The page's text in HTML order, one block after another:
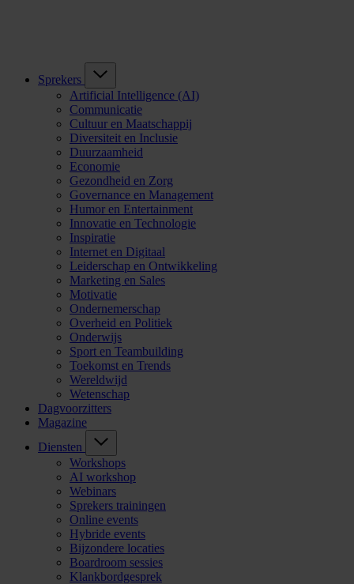
Sprekers
Artificial Intelligence (AI)
Communicatie
Cultuur en Maatschappij
Diversiteit en Inclusie
Duurzaamheid
Economie
Gezondheid en Zorg
Governance en Management
Humor en Entertainment
Innovatie en Technologie
Inspiratie
Internet en Digitaal
Leiderschap en Ontwikkeling
Marketing en Sales
Motivatie
Ondernemerschap
Overheid en Politiek
Onderwijs
Sport en Teambuilding
Toekomst en Trends
Wereldwijd
Wetenschap
Dagvoorzitters
Magazine
Diensten
Workshops
AI workshop
Webinars
Sprekers trainingen
Online events
Hybride events
Bijzondere locaties
Boardroom sessies
Klankbordgesprek